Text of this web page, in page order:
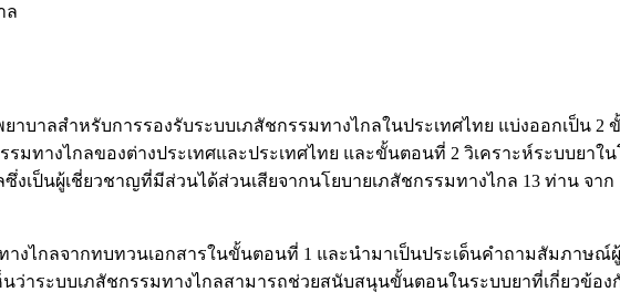
ล
าบาลสำหรับการรองรับระบบเภสัชกรรมทางไกลในประเทศไทย แบ่งออกเป็น
มทางไกลของต่างประเทศและประเทศไทย และขั้นตอนที่ 2 วิเคราะห์ระบบยา
งเป็นผู้เชี่ยวชาญที่มีส่วนได้ส่วนเสียจากนโยบายเภสัชกรรมทางไกล 13 ท่าน จ
างไกลจากทบทวนเอกสารในขั้นตอนที่ 1 และนำมาเป็นประเด็นคำถามสัมภาษ
าระบบเภสัชกรรมทางไกลสามารถช่วยสนับสนุนขั้นตอนในระบบยาที่เกี่ยวข้อง